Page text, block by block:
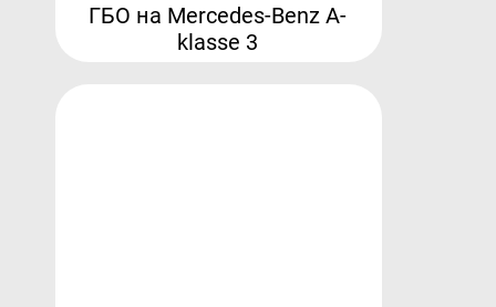
ГБО на Mercedes-Benz A-
klasse 3